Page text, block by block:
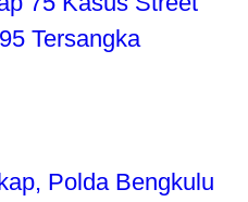
Tersangka
Polda Bengkulu